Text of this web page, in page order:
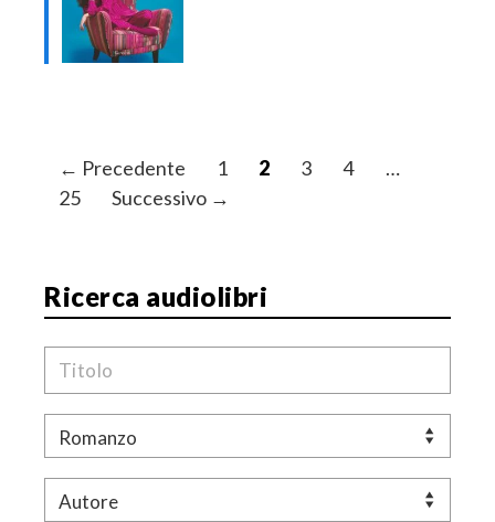
g
a
z
e
← Precedente 1 2 3 4
…
25
Successivo →
Ricerca audiolibri